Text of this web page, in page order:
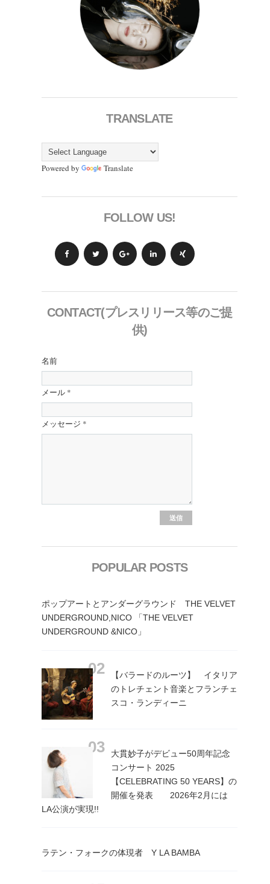
TRANSLATE
Powered by Translate
FOLLOW US!
CONTACT(プレスリリース等のご提
供)
名前
メール *
メッセージ *
POPULAR POSTS
ポップアートとアンダーグラウンド THE VELVET
UNDERGROUND,NICO 「THE VELVET
UNDERGROUND &NICO」
【バラードのルーツ】 イタリア
のトレチェント音楽とフランチェ
スコ・ランディーニ
大貫妙子がデビュー50周年記念
コンサート 2025
【CELEBRATING 50 YEARS】の
開催を発表 2026年2月には
LA公演が実現!!
ラテン・フォークの体現者 Y LA BAMBA